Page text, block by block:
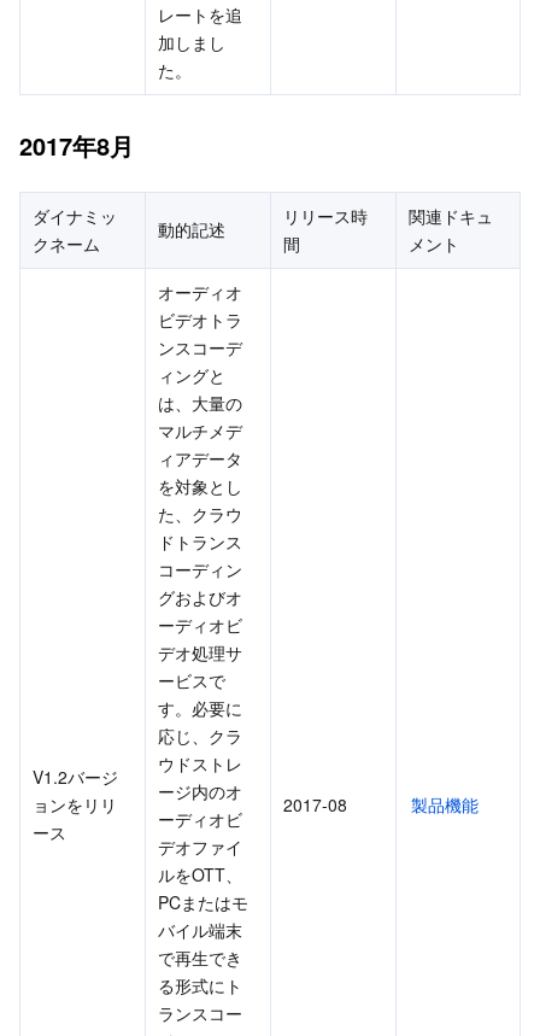
LLM Service TokenHub
TDMQ for MQTT
TDMQ for CMQ
Cloud Message Queue
Low-code Interactive Classroom
Real-time Teleoperation
Game Multimedia Engine
Cloud Contact Center
StreamPackage
Cloud Streaming Services
Video on Demand
LVB Recording
Media Processing Service
Cloud Application Rendering
Cloud Virtual Desktop
Mobile Live Video Broadcasting
User Generated Short Video SDK
Tencent Effect SDK
教育サービス
Tencent Interactive Whiteboard
医療サービス
Tencent HealthCare Omics Platform
Digital and Intelligent Medical Imaging Platform
Intelligent Guidance
Intelligent Pre-Consultation
クラウドリソース管理
Tencent Cloud Smart Advisor
Tencent Infrastructure Automation for Terraform
Cloud Access Management
Tencent Cloud Organization
Control Center
Identity Aware Platform
Tencent Smart Advisor-Chaotic Fault Generator
Cloud Native Build
Tencent Cloud CodeBuddy
Tencent Cloud Code Analysis
Tencent Cloud Super App as a Service
Tencent Cloud Observability Platform
Application Performance Management
Real User Monitoring
Cloud Automated Testing
TencentCloud Managed Service for Prometheus
Grafana
Tencent Cloud Health Dashboard
Tencent Smart Advisor-Tencent RTC Copilot
Cloud Migration
TencentCloud API
Tencent Cloud Command Line Interface
Software Product Announcements
Software Product Lifecycle Announcements
Enterprise Software
Tencent Cloud Enterprise
Tencent Cloud-native Suite
Tencent Big Data Suite
その他
International Partners
About Account
Message Center
Operating System
TencentOS Server
レートを追
加しまし
た。
2017年8月
ダイナミッ
クネーム
動的記述
リリース時
間
関連ドキュ
メント
V1.2バージ
ョンをリリ
ース
オーディオ
ビデオトラ
ンスコーデ
ィングと
は、大量の
マルチメデ
ィアデータ
を対象とし
た、クラウ
ドトランス
コーディン
グおよびオ
ーディオビ
デオ処理サ
ービスで
す。必要に
応じ、クラ
ウドストレ
ージ内のオ
ーディオビ
デオファイ
ルをOTT、
PCまたはモ
バイル端末
で再生でき
る形式にト
ランスコー
2017-08 製品機能